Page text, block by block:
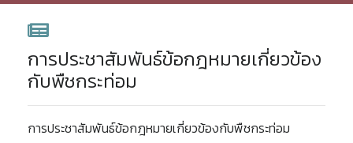
การประชาสัมพันธ์ข้อกฎหมายเกี่ยวข้อง
กับพืชกระท่อม
การประชาสัมพันธ์ข้อกฎหมายเกี่ยวข้องกับพืชกระท่อม